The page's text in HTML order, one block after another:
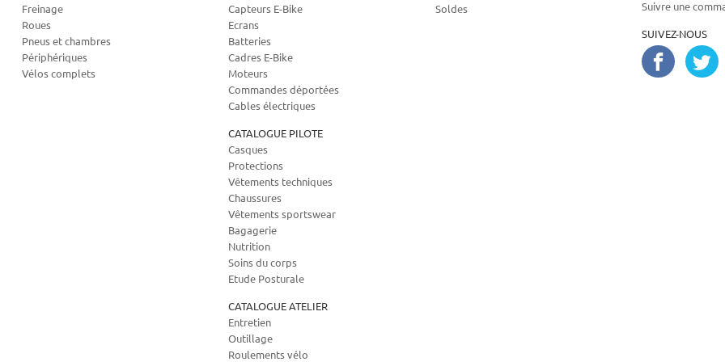
Freinage
Roues
Pneus et chambres
Périphériques
Vélos complets
Capteurs E-Bike
Ecrans
Batteries
Cadres E-Bike
Moteurs
Commandes déportées
Cables électriques
CATALOGUE PILOTE
Casques
Protections
Vêtements techniques
Chaussures
Vêtements sportswear
Bagagerie
Nutrition
Soins du corps
Etude Posturale
CATALOGUE ATELIER
Entretien
Outillage
Roulements vélo
Soldes
Suivre une
SUIVEZ-NOUS